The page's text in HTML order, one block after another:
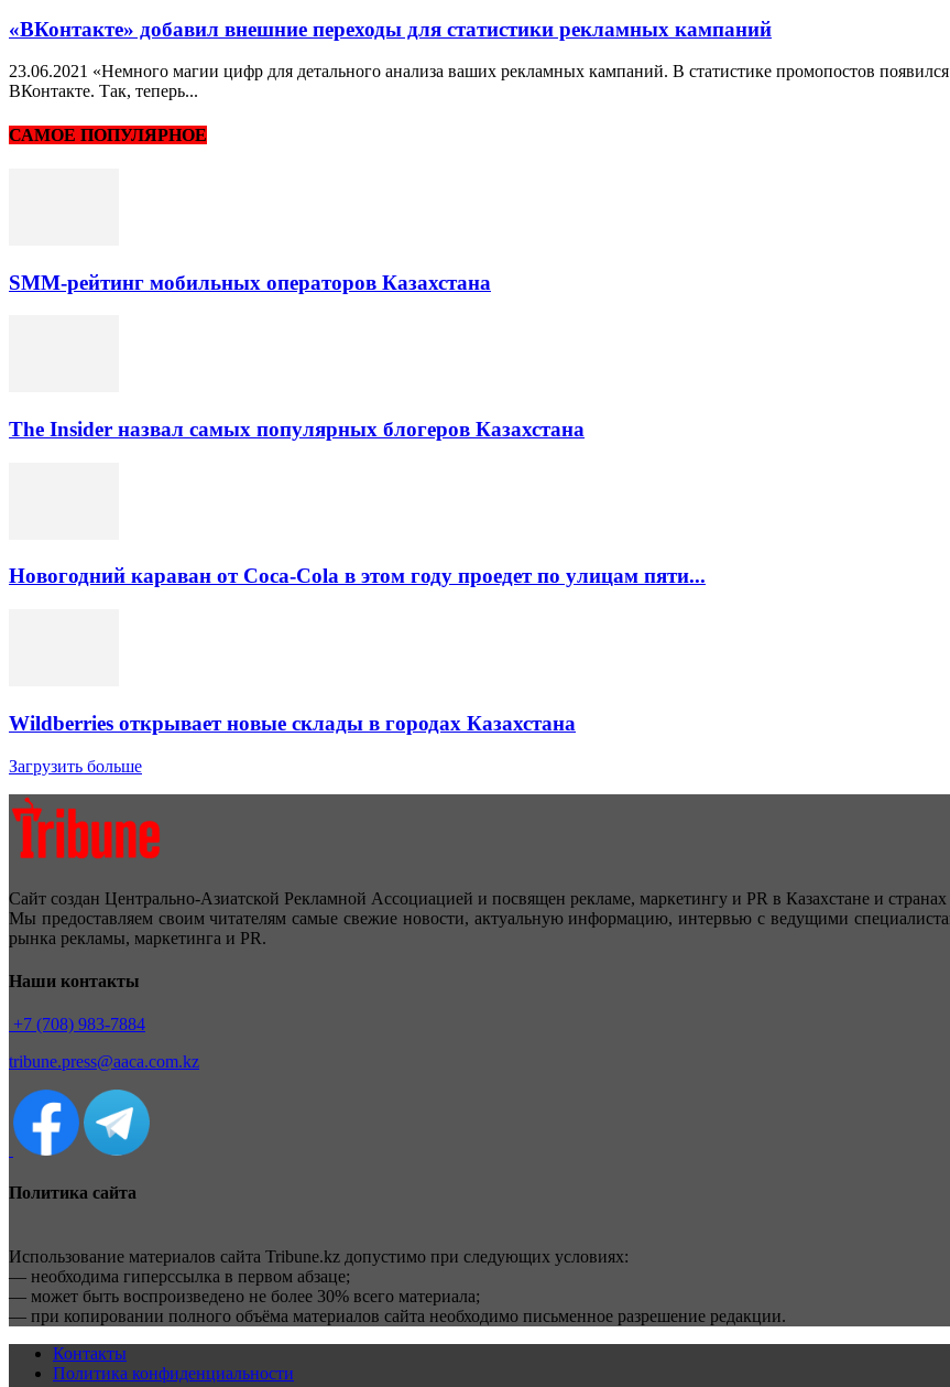
«ВКонтакте» добавил внешние переходы для статистики рекламных кампаний
23.06.2021 «Немного магии цифр для детального анализа ваших рекламных кампаний. В статистике промопостов
ВКонтакте. Так, теперь...
САМОЕ ПОПУЛЯРНОЕ
SMM-рейтинг мобильных операторов Казахстана
The Insider назвал самых популярных блогеров Казахстана
Новогодний караван от Coca-Cola в этом году проедет по улицам пяти...
Wildberries открывает новые склады в городах Казахстана
Загрузить больше
Сайт создан Центрально-Азиатской Рекламной Ассоциацией и посвящен рекламе, маркетингу и PR в Казахстане и
Мы предоставляем своим читателям самые свежие новости, актуальную информацию, интервью с ведущими
рынка рекламы, маркетинга и PR.
Наши контакты
+7 (708) 983-7884
tribune.press@aaca.com.kz
Политика сайта
Использование материалов сайта Tribune.kz допустимо при следующих условиях:
— необходима гиперссылка в первом абзаце;
— может быть воспроизведено не более 30% всего материала;
— при копировании полного объёма материалов сайта необходимо письменное разрешение редакции.
Контакты
Политика конфиденциальности